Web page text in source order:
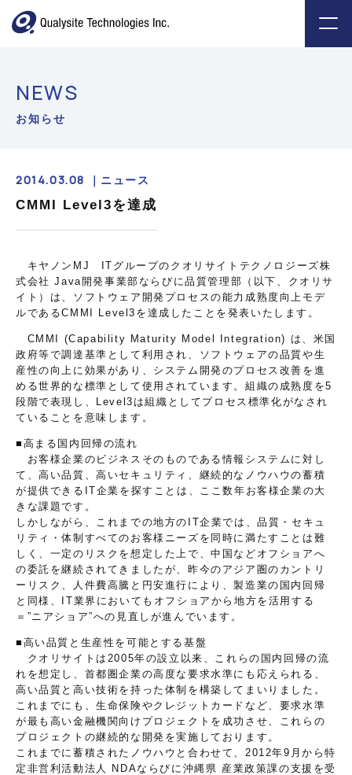
NEWS
お知らせ
2014.03.08 ｜ ニュース
CMMI Level3を達成
キヤノンMJ ITグループのクオリサイトテクノロジーズ株
式会社 Java開発事業部ならびに品質管理部（以下、クオリサ
イト）は、ソフトウェア開発プロセスの能力成熟度向上モデ
ルであるCMMI Level3を達成したことを発表いたします。
CMMI (Capability Maturity Model Integration) は、米国
政府等で調達基準として利用され、ソフトウェアの品質や生
産性の向上に効果があり、システム開発のプロセス改善を進
める世界的な標準として使用されています。組織の成熟度を5
段階で表現し、Level3は組織としてプロセス標準化がなされ
ていることを意味します。
■高まる国内回帰の流れ
お客様企業のビジネスそのものである情報システムに対し
て、高い品質、高いセキュリティ、継続的なノウハウの蓄積
が提供できるIT企業を探すことは、ここ数年お客様企業の大
きな課題です。
しかしながら、これまでの地方のIT企業では、品質・セキュ
リティ・体制すべてのお客様ニーズを同時に満たすことは難
しく、一定のリスクを想定した上で、中国などオフショアへ
の委託を継続されてきましたが、昨今のアジア圏のカントリ
ーリスク、人件費高騰と円安進行により、製造業の国内回帰
と同様、IT業界においてもオフショアから地方を活用する
＝”ニアショア”への見直しが進んでいます。
■高い品質と生産性を可能とする基盤
クオリサイトは2005年の設立以来、これらの国内回帰の流
れを想定し、首都圏企業の高度な要求水準にも応えられる、
高い品質と高い技術を持った体制を構築してまいりました。
これまでにも、生命保険やクレジットカードなど、要求水準
が最も高い金融機関向けプロジェクトを成功させ、これらの
プロジェクトの継続的な開発を実施しております。
これまでに蓄積されたノウハウと合わせて、2012年9月から特
定非営利活動法人 NDAならびに沖縄県 産業政策課の支援を受